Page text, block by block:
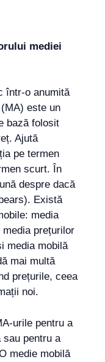
mediei
într-o anumită
este un
bază folosit
Ajută
pe termen
scurt. În
despre dacă
Există
media
prețurilor
media mobilă
mai multă
prețurile, ceea
noi.
urile pentru a
sau pentru a
medie mobilă